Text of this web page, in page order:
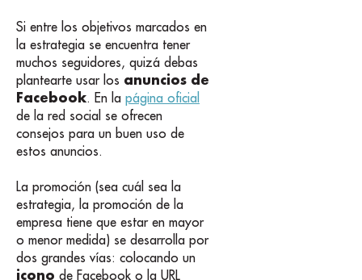
Si entre los objetivos marcados en
la estrategia se encuentra tener
muchos seguidores, quizá debas
plantearte usar los anuncios de
Facebook. En la página oficial
de la red social se ofrecen
consejos para un buen uso de
estos anuncios.
La promoción (sea cuál sea la
estrategia, la promoción de la
empresa tiene que estar en mayor
o menor medida) se desarrolla por
dos grandes vías: colocando un
icono de Facebook o la URL